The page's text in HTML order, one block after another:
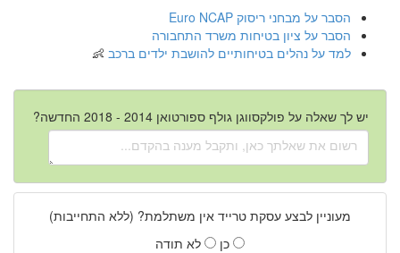
הסבר על מבחני ריסוק Euro NCAP
הסבר על ציון בטיחות משרד התחבורה
למד על נהלים בטיחותיים להושבת ילדים ברכב
יש לך שאלה על פולקסווגן גולף ספורטואן 2014 - 2018 החדשה?
מעוניין לבצע עסקת טרייד אין משתלמת? (ללא התחייבות)
כן
לא תודה